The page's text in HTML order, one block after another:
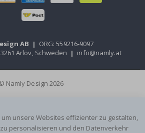
AB | ORG: 559216-9097
Arlöv, Schweden | info@namly.at
Namly Design 2026
unsere Websites effizienter zu gestalten,
personalisieren und den Datenverkehr